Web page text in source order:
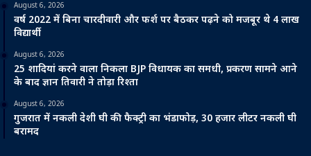
August 6, 2026
वर्ष 2022 में बिना चारदीवारी और फर्श पर बैठकर पढ़ने को मजबूर थे 4 लाख
विद्यार्थी
August 6, 2026
25 शादियां करने वाला निकला BJP विधायक का समधी, प्रकरण सामने आने
के बाद ज्ञान तिवारी ने तोड़ा रिश्ता
August 6, 2026
गुजरात में नकली देशी घी की फैक्ट्री का भंडाफोड़, 30 हजार लीटर नकली घी
बरामद